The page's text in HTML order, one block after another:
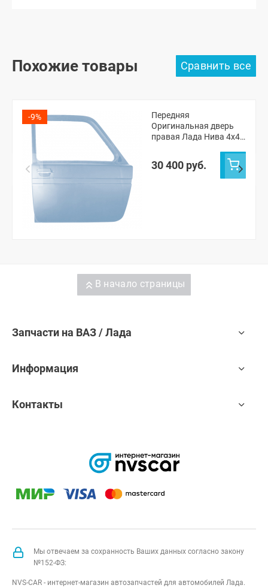
Похожие товары
-9%
Передняя
Оригинальная дверь
правая Лада Нива 4х4
королева 690)
30 400 руб.
В начало страницы
Запчасти на ВАЗ / Лада
Информация
Контакты
Мы отвечаем за сохранность Ваших данных согласно закону
№152-ФЗ:
NVS-CAR - интернет-магазин автозапчастей для автомобилей Лада.